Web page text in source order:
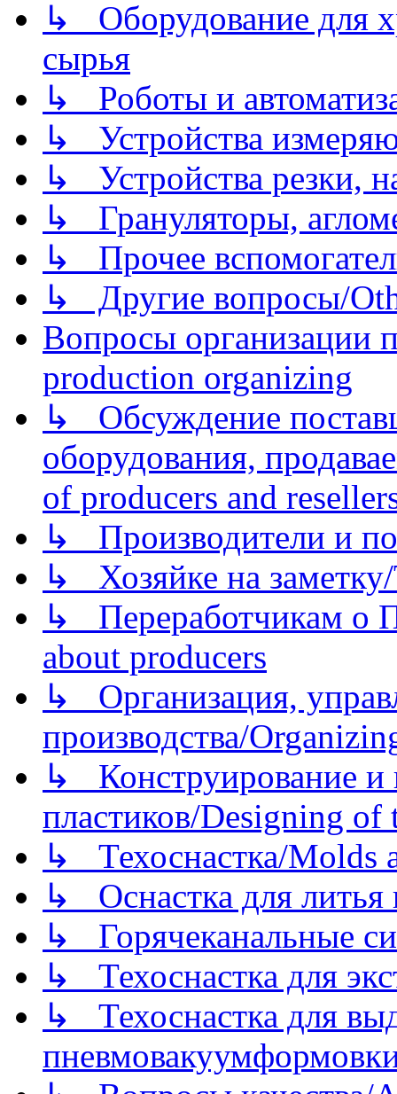
↳ Оборудование для
сырья
↳ Роботы и
↳ Устройства
↳ Устройства резки,
↳ Грануляторы,
↳ Прочее
↳ Другие вопросы/
Вопросы организации
production organizing
↳ Обсуждение
оборудования,
of producers and
↳ Производители и
↳ Хозяйке на
↳ Переработчикам о
about producers
↳ Организация,
производства/
↳ Конструирование и
пластиков/Designing of
↳ Техоснастка/Molds
↳ Оснастка для литья
↳ Горячеканальные
↳ Техоснастка для
↳ Техоснастка для